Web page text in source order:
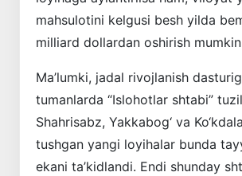
mahsulotini kelgusi besh yilda
milliard dollardan oshirish
Ma’lumki, jadal rivojlanish
tumanlarda “Islohotlar shtabi”
Shahrisabz, Yakkabog‘ va
tushgan yangi loyihalar bunda
ekani ta’kidlandi. Endi shunday